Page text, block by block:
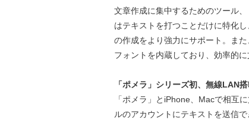
文章作成に集中するためのツール
はテキストを打つことだけに特化
の作成をより強力にサポート。ま
フォントを内蔵しており、効率的に
「ポメラ」シリーズ初、無線LAN
「ポメラ」とiPhone、Macで相互
ルのアカウントにテキストを送信